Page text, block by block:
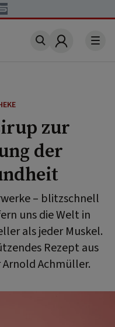
Account
zur
der
– blitzschnell
uns die Welt in
als jeder Muskel.
Rezept aus
Achmüller.